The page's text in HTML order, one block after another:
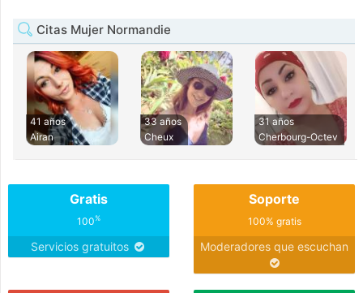
Citas Mujer Normandie
41 años
Airan
33 años
Cheux
31 años
Cherbourg-Octev
Gratis
100%
Servicios gratuitos
Soporte
100% gratis
Moderadores que escuchan